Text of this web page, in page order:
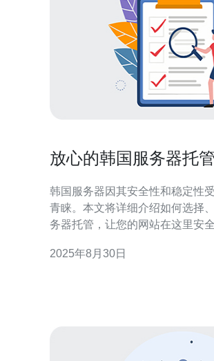
放心的韩国服务器托
韩国服务器因其安全性和稳定性
青睐。本文将详细介绍如何选择
务器托管，让您的网站在这里安全稳
网站安全与稳定的第一步。以下
2025年8月30日